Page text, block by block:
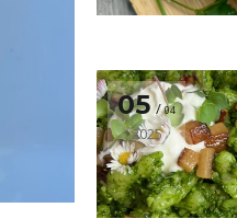
05 04
2025